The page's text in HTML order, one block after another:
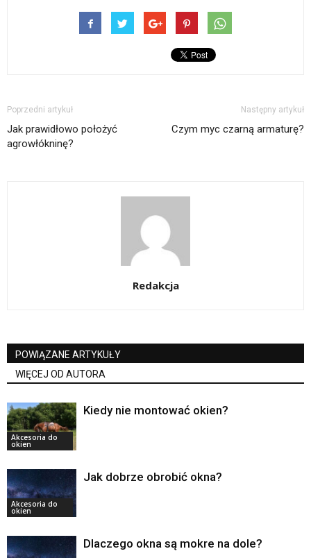
Poprzedni artykuł
Jak prawidłowo położyć
agrowłókninę?
Następny artykuł
Czym myc czarną armaturę?
Redakcja
POWIĄZANE ARTYKUŁY
WIĘCEJ OD AUTORA
Akcesoria do
okien
Kiedy nie montować okien?
Akcesoria do
okien
Jak dobrze obrobić okna?
Dlaczego okna są mokre na dole?